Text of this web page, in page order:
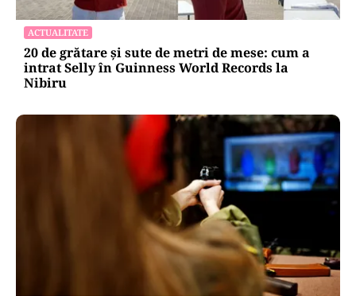
ACTUALITATE
20 de grătare și sute de metri de mese: cum a
intrat Selly în Guinness World Records la
Nibiru